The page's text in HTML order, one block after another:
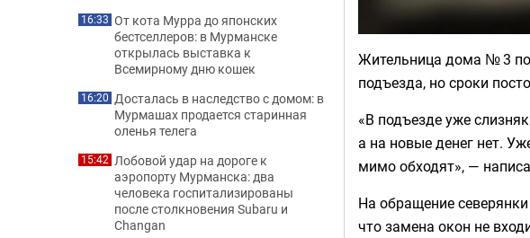
Жительница дома № 3 по
подъезда, но сроки
«В подъезде уже
а на новые денег нет.
мимо обходят», —
На обращение
что замена окон не
16:33 От кота Мурра до японских
бестселлеров: в Мурманске
открылась выставка к
Всемирному дню кошек
16:20 Досталась в наследство с домом: в
Мурмашах продается старинная
оленья телега
15:42 Лобовой удар на дороге к
аэропорту Мурманска: два
человека госпитализированы
после столкновения Subaru и
Changan